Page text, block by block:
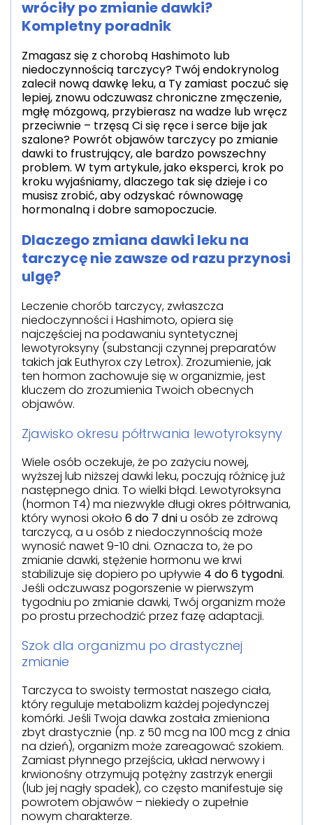
wróciły po zmianie dawki?
Kompletny poradnik
Zmagasz się z chorobą Hashimoto lub
niedoczynnością tarczycy? Twój endokrynolog
zalecił nową dawkę leku, a Ty zamiast poczuć się
lepiej, znowu odczuwasz chroniczne zmęczenie,
mgłę mózgową, przybierasz na wadze lub wręcz
przeciwnie – trzęsą Ci się ręce i serce bije jak
szalone? Powrót objawów tarczycy po zmianie
dawki to frustrujący, ale bardzo powszechny
problem. W tym artykule, jako eksperci, krok po
kroku wyjaśniamy, dlaczego tak się dzieje i co
musisz zrobić, aby odzyskać równowagę
hormonalną i dobre samopoczucie.
Dlaczego zmiana dawki leku na
tarczycę nie zawsze od razu przynosi
ulgę?
Leczenie chorób tarczycy, zwłaszcza
niedoczynności i Hashimoto, opiera się
najczęściej na podawaniu syntetycznej
lewotyroksyny (substancji czynnej preparatów
takich jak Euthyrox czy Letrox). Zrozumienie, jak
ten hormon zachowuje się w organizmie, jest
kluczem do zrozumienia Twoich obecnych
objawów.
Zjawisko okresu półtrwania lewotyroksyny
Wiele osób oczekuje, że po zażyciu nowej,
wyższej lub niższej dawki leku, poczują różnicę już
następnego dnia. To wielki błąd. Lewotyroksyna
(hormon T4) ma niezwykle długi okres półtrwania,
który wynosi około 6 do 7 dniu osób ze zdrową
tarczycą, a u osób z niedoczynnością może
wynosić nawet 9-10 dni. Oznacza to, że po
zmianie dawki, stężenie hormonu we krwi
stabilizuje się dopiero po upływie 4 do 6 tygodni.
Jeśli odczuwasz pogorszenie w pierwszym
tygodniu po zmianie dawki, Twój organizm może
po prostu przechodzić przez fazę adaptacji.
Szok dla organizmu po drastycznej
zmianie
Tarczyca to swoisty termostat naszego ciała,
który reguluje metabolizm każdej pojedynczej
komórki. Jeśli Twoja dawka została zmieniona
zbyt drastycznie (np. z 50 mcg na 100 mcg z dnia
na dzień), organizm może zareagować szokiem.
Zamiast płynnego przejścia, układ nerwowy i
krwionośny otrzymują potężny zastrzyk energii
(lub jej nagły spadek), co często manifestuje się
powrotem objawów – niekiedy o zupełnie
nowym charakterze.